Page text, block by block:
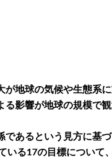
地球の気候や生態系
影響が地球の規模で
あるという見方に基
る17の目標について